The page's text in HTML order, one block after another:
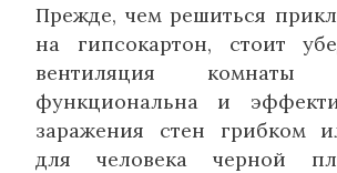
Прежде, чем решиться
на гипсокартон, стоит
вентиляция комнаты
функциональна и
заражения стен грибком
для человека черной